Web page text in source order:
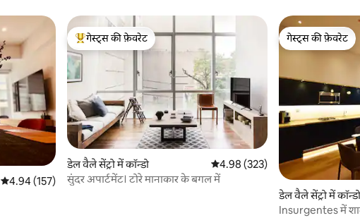
औसत रेटिंग 5 में से 4.94, 157 समीक्षाएँ
4.94 (157)
गेस्ट्स का टॉप फ़ेवरेट
गेस्ट्स की फ़ेवरेट
डेल वैले सेंट्रो में कॉन्डो औसत रेटिंग 5 में से 4.98, 323
4.98 (323)
सुंदर अपार्टमेंट। टोरे मानाकार के बगल में
गेस्ट्स की फ़ेवरेट
गेस्ट्स की फ़ेवरेट
डेल वैले सेंट्रो में कॉन्डो
Insurgentes में